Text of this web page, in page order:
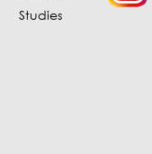
Studies